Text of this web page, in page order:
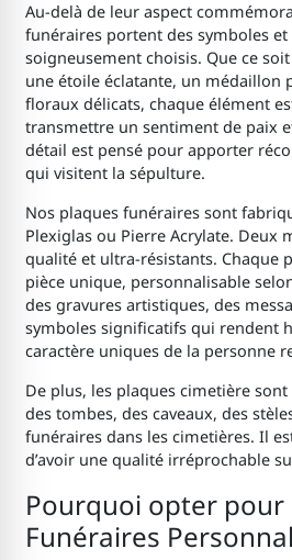
Au-delà de leur aspect
funéraires portent des symboles
soigneusement choisis. Que ce
une étoile éclatante, un médaillon
floraux délicats, chaque élément
transmettre un sentiment de paix
détail est pensé pour apporter
qui visitent la sépulture.
Nos plaques funéraires sont
Plexiglas ou Pierre Acrylate. Deux
qualité et ultra-résistants. Chaque
pièce unique, personnalisable
des gravures artistiques, des
symboles significatifs qui rendent
caractère uniques de la personne
De plus, les plaques cimetière
des tombes, des caveaux, des
funéraires dans les cimetières. Il
d’avoir une qualité irréprochable
Pourquoi opter pour
Funéraires